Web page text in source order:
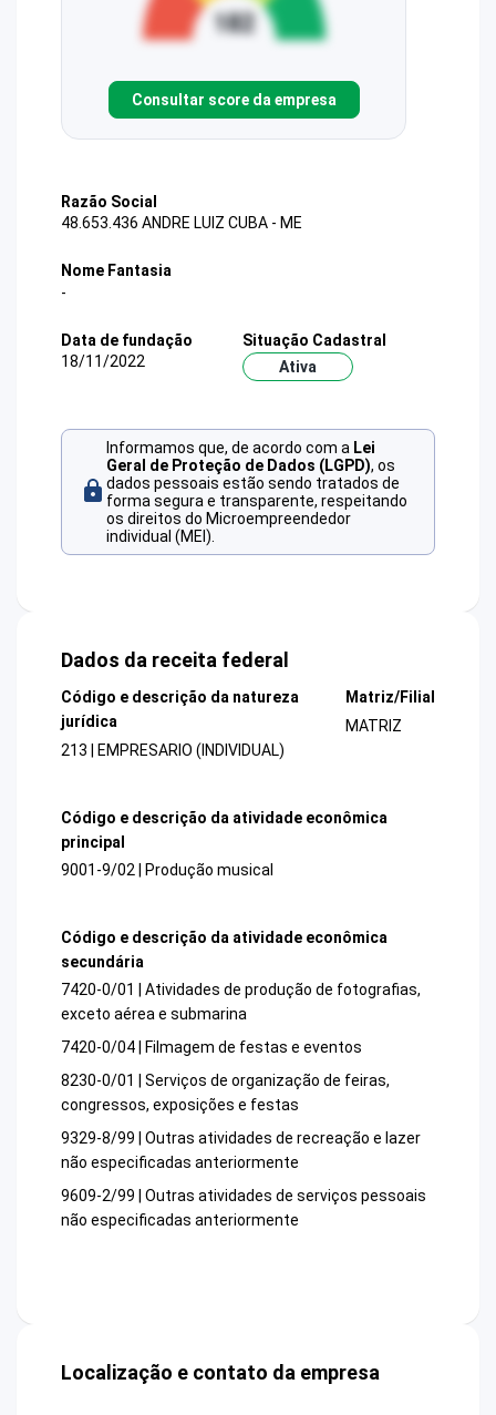
Consultar score da empresa
Razão Social
48.653.436 ANDRE LUIZ CUBA - ME
Nome Fantasia
-
Data de fundação
18/11/2022
Situação Cadastral
Ativa
Informamos que, de acordo com a Lei
Geral de Proteção de Dados (LGPD), os
dados pessoais estão sendo tratados de
forma segura e transparente, respeitando
os direitos do Microempreendedor
individual (MEI).
Dados da receita federal
Código e descrição da natureza
jurídica
213 | EMPRESARIO (INDIVIDUAL)
Matriz/Filial
MATRIZ
Código e descrição da atividade econômica
principal
9001-9/02 | Produção musical
Código e descrição da atividade econômica
secundária
7420-0/01 | Atividades de produção de fotografias,
exceto aérea e submarina
7420-0/04 | Filmagem de festas e eventos
8230-0/01 | Serviços de organização de feiras,
congressos, exposições e festas
9329-8/99 | Outras atividades de recreação e lazer
não especificadas anteriormente
9609-2/99 | Outras atividades de serviços pessoais
não especificadas anteriormente
Localização e contato da empresa